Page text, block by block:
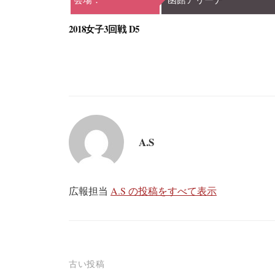
2018女子3回戦 D5
A.S
広報担当 A.S の投稿をすべて表示
投
古い投稿